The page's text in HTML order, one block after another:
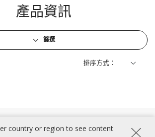
country or region to see content
產品資訊
篩選
排序方式：
追蹤我們